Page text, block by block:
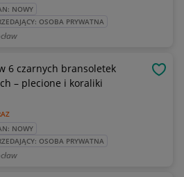
NOWY
OSOBA PRYWATNA
6 czarnych bransoletek
– plecione i koraliki
NOWY
OSOBA PRYWATNA